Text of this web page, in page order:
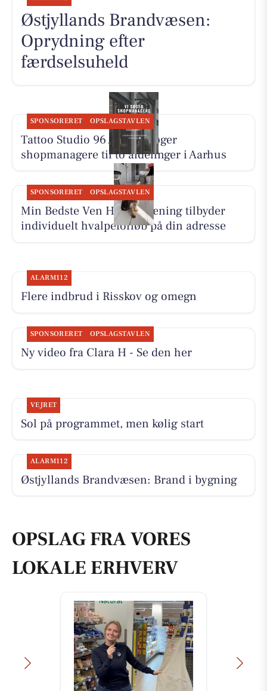
Østjyllands Brandvæsen:
Oprydning efter
færdselsuheld
SPONSORERET OPSLAGSTAVLEN
Tattoo Studio 96 Aarhus søger
shopmanagere til to afdelinger i Aarhus
SPONSORERET OPSLAGSTAVLEN
Min Bedste Ven Hundetræning tilbyder
individuelt hvalpeforløb på din adresse
ALARM112
Flere indbrud i Risskov og omegn
SPONSORERET OPSLAGSTAVLEN
Ny video fra Clara H - Se den her
VEJRET
Sol på programmet, men kølig start
ALARM112
Østjyllands Brandvæsen: Brand i bygning
OPSLAG FRA VORES
LOKALE ERHVERV